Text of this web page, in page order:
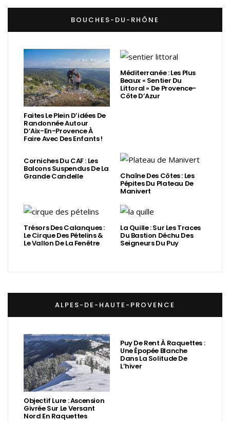
BOUCHES-DU-RHÔNE
Faites Le Plein D’idées De
Randonnée Autour
D’Aix-En-Provence À
Faire Avec Des Enfants !
Méditerranée : Les Plus
Beaux « Sentier Du
Littoral » De Provence-
Côte D’Azur
Corniches Du CAF : Les
Balcons Suspendus De La
Grande Candelle Chaîne Des Côtes : Les
Pépites Du Plateau De
Manivert
Trésors Des Calanques :
Le Cirque Des Pételins &
Le Vallon De La Fenêtre
La Quille : Sur Les Traces
Du Bastion Déchu Des
Seigneurs Du Puy
ALPES-DE-HAUTE-PROVENCE
Objectif Lure : Ascension
Givrée Sur Le Versant
Nord En Raquettes
Puy De Rent À Raquettes :
Une Épopée Blanche
Dans La Solitude De
L’hiver